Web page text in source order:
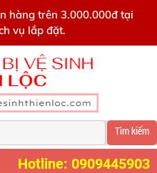
hàng trên 3.000.000đ tại
vụ lắp đặt.
Tìm kiếm
Hotline: 0909445903